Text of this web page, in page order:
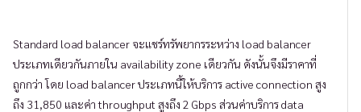
Standard load balancer จะแชร์ทรัพยากรระหว่าง load balancer
ประเภทเดียวกันภายใน availability zone เดียวกัน ดังนั้นจึงมีราคาที่
ถูกกว่า โดย load balancer ประเภทนี้ให้บริการ active connection สูง
ถึง 31,850 และค่า throughput สูงถึง 2 Gbps ส่วนค่าบริการ data